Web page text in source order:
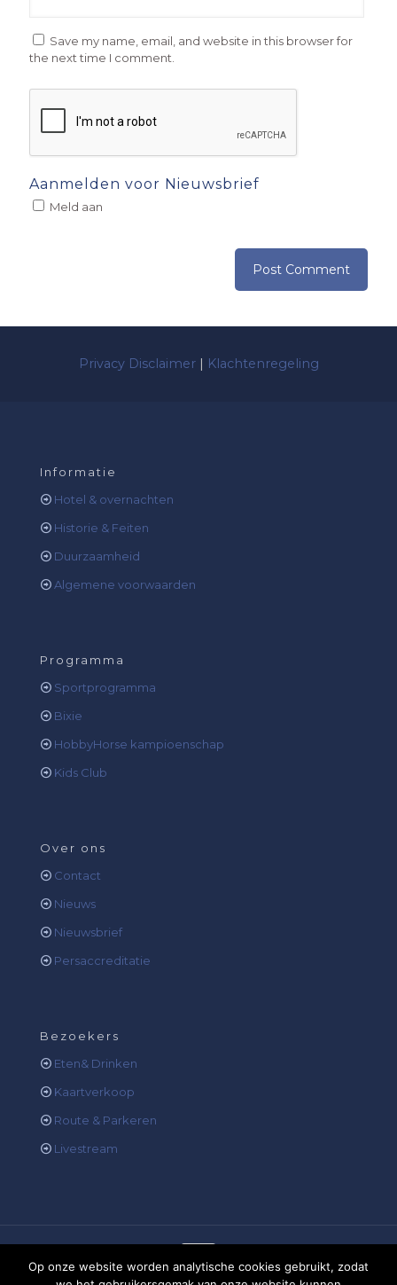
Save my name, email, and website in this browser for
the next time I comment.
Aanmelden voor Nieuwsbrief
Meld aan
Privacy Disclaimer| Klachtenregeling
Informatie
Hotel & overnachten
Historie & Feiten
Duurzaamheid
Algemene voorwaarden
Programma
Sportprogramma
Bixie
HobbyHorse kampioenschap
Kids Club
Over ons
Contact
Nieuws
Nieuwsbrief
Persaccreditatie
Bezoekers
Eten& Drinken
Kaartverkoop
Route & Parkeren
Livestream
Op onze website worden analytische cookies gebruikt, zodat